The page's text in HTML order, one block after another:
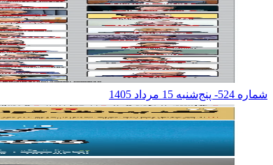
شماره 524- پنج‌شنبه 15 مرداد 1405